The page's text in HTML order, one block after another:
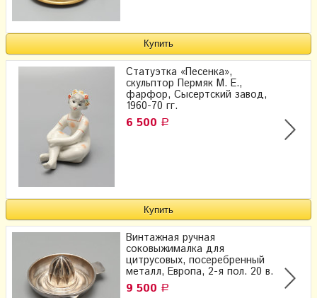
Статуэтка «Песенка»,
скульптор Пермяк М. Е.,
фарфор, Сысертский завод,
1960-70 гг.
6 500 Р
Винтажная ручная
соковыжималка для
цитрусовых, посеребренный
металл, Европа, 2-я пол. 20 в.
9 500 Р